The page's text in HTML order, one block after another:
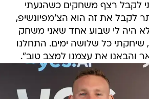
לקבל רצף משחקים כשהגעתי
לקבל את זה הוא הצ'מפיונשיפ,
היה לי שבוע אחד שאני משחק
כל שלושה ימים. התחלנו
והבאנו את עצמנו למצב טוב".